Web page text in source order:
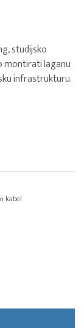
studijsko
montirati laganu
infrastrukturu.
kabel